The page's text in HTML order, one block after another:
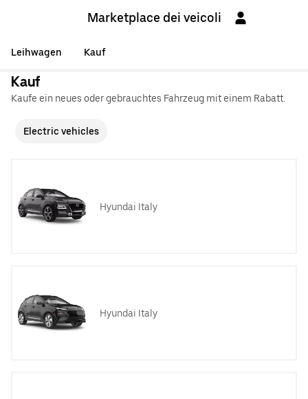
Marketplace dei veicoli
Leihwagen Kauf
Kauf
Kaufe ein neues oder gebrauchtes Fahrzeug mit einem Rabatt.
Electric vehicles
Hyundai Italy
Hyundai Italy